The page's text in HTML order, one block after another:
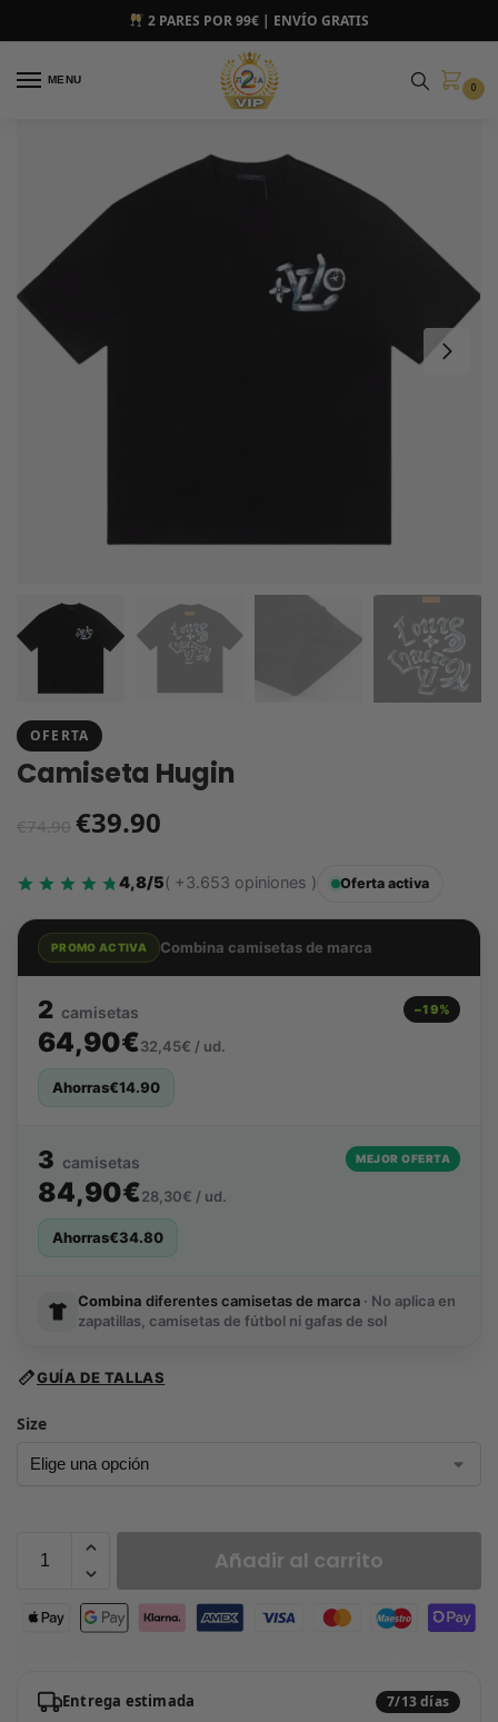
2 PARES POR 99€ | ENVÍO GRATIS
MENU
0
OFERTA
Camiseta Hugin
€74.90 €39.90
4,8/5( +3.653 opiniones ) Oferta activa
PROMO ACTIVA Combina camisetas de marca
2 camisetas −19%
64,90€32,45€ / ud.
Ahorras€14.90
3 camisetas MEJOR OFERTA
84,90€28,30€ / ud.
Ahorras€34.80
Combina diferentes camisetas de marca · No aplica en
zapatillas, camisetas de fútbol ni gafas de sol
GUÍA DE TALLAS
Size
Añadir al carrito
Entrega estimada 7/13 días